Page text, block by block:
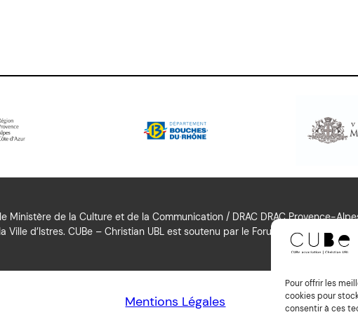
Pour offrir les
cookies pour
consentir à ces
de la Culture et de la Communication / DRAC DRAC Provence-
d’Istres. CUBe – Christian UBL est soutenu par le Forum Culturel
Mentions Légales